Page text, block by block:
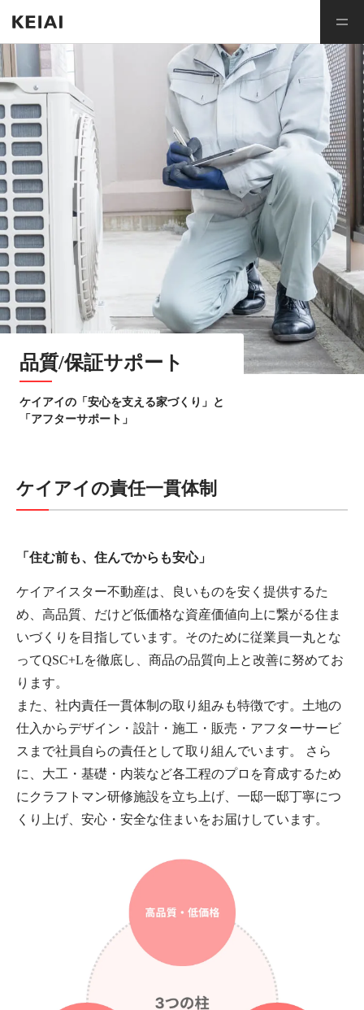
品質/保証サポート
ケイアイの「安心を支える家づくり」と
「アフターサポート」
ケイアイの責任一貫体制
「住む前も、住んでからも安心」
ケイアイスター不動産は、良いものを安く提供するた
め、高品質、だけど低価格な資産価値向上に繋がる住ま
いづくりを目指しています。そのために従業員一丸とな
ってQSC+Lを徹底し、商品の品質向上と改善に努めてお
ります。
また、社内責任一貫体制の取り組みも特徴です。土地の
仕入からデザイン・設計・施工・販売・アフターサービ
スまで社員自らの責任として取り組んでいます。 さら
に、大工・基礎・内装など各工程のプロを育成するため
にクラフトマン研修施設を立ち上げ、一邸一邸丁寧につ
くり上げ、安心・安全な住まいをお届けしています。